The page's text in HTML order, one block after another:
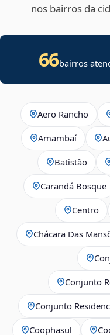
nos bairros da
66bairros
Aero Rancho
Amambaí
Batistão
Carandá Bosque
Centro
Chácara Das
Conjunto
Conjunto
Coophasul